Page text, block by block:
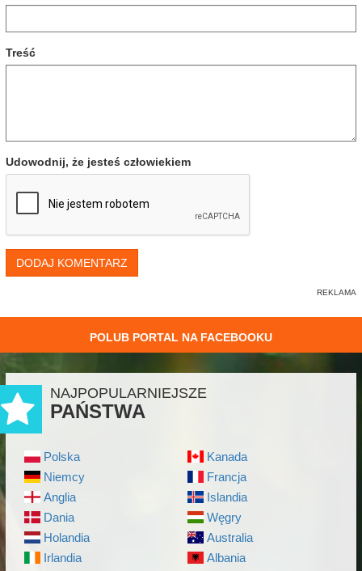
Treść
Udowodnij, że jesteś człowiekiem
DODAJ KOMENTARZ
POLUB PORTAL NA FACEBOOKU
NAJPOPULARNIEJSZE
PAŃSTWA
Polska
Niemcy
Anglia
Dania
Holandia
Irlandia
Kanada
Francja
Islandia
Węgry
Australia
Albania